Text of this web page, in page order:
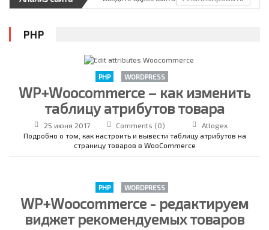
PHP
PHP WORDPRESS
WP+Woocommerce – как изменить
таблицу атрибутов товара
25 июня 2017 Comments (0)
Atlogex
Подробно о том, как настроить и вывести таблицу атрибутов на
страницу товаров в WooCommerce
PHP WORDPRESS
WP+Woocommerce - редактируем
виджет рекомендуемых товаров